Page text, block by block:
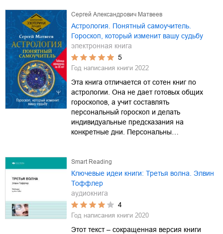
Сергей Александрович Матвеев
Астрология. Понятный самоучитель.
Гороскоп, который изменит вашу судьбу
электронная книга
5
Год написания книги 2022
Эта книга отличается от сотен книг по
астрологии. Она не дает готовых общих
гороскопов, а учит составлять
персональный гороскоп и делать
индивидуальные предсказания на
конкретные дни. Персональны…
Smart Reading
Ключевые идеи книги: Третья волна. Элвин
Тоффлер
аудиокнига
4
Год написания книги 2020
Этот текст – сокращенная версия книги